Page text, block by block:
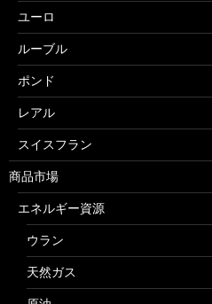
ユーロ
ルーブル
ポンド
レアル
スイスフラン
商品市場
エネルギー資源
ウラン
天然ガス